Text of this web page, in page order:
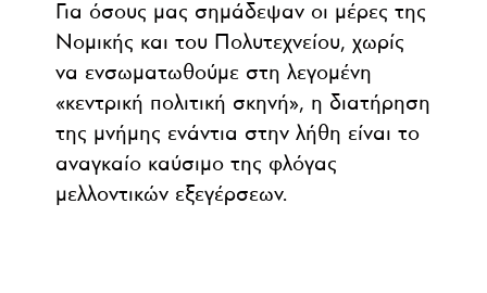
Για όσους μας σημάδεψαν οι μέρες της
Νομικής και του Πολυτεχνείου, χωρίς
να ενσωματωθούμε στη λεγομένη
«κεντρική πολιτική σκηνή», η διατήρηση
της μνήμης ενάντια στην λήθη είναι το
αναγκαίο καύσιμο της φλόγας
μελλοντικών εξεγέρσεων.